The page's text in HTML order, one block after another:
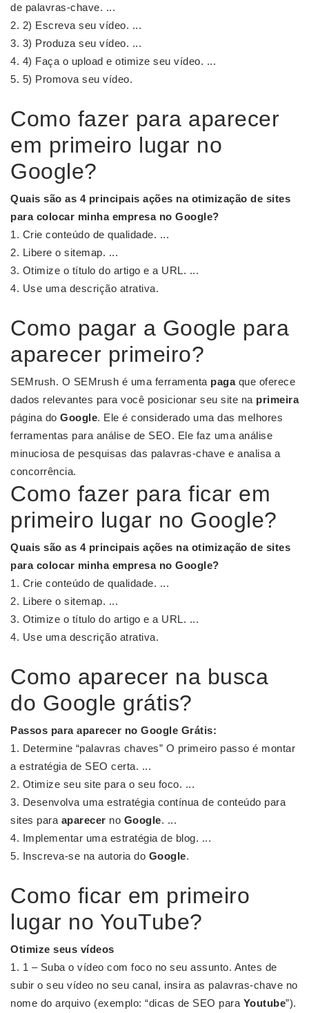
de palavras-chave. ...
2) Escreva seu vídeo. ...
3) Produza seu vídeo. ...
4) Faça o upload e otimize seu vídeo. ...
5) Promova seu vídeo.
Como fazer para aparecer
em primeiro lugar no
Google?
Quais são as 4 principais ações na otimização de sites
para colocar minha empresano Google?
Crie conteúdo de qualidade. ...
Libere o sitemap. ...
Otimize o título do artigo e a URL. ...
Use uma descrição atrativa.
Como pagar a Google para
aparecer primeiro?
SEMrush. O SEMrush é uma ferramenta pagaque oferece
dados relevantes para você posicionar seu site na primeira
página do Google. Ele é considerado uma das melhores
ferramentas para análise de SEO. Ele faz uma análise
minuciosa de pesquisas das palavras-chave e analisa a
concorrência.
Como fazer para ficar em
primeiro lugar no Google?
Quais são as 4 principais ações na otimização de sites
para colocar minha empresano Google?
Crie conteúdo de qualidade. ...
Libere o sitemap. ...
Otimize o título do artigo e a URL. ...
Use uma descrição atrativa.
Como aparecer na busca
do Google grátis?
Passos para aparecer no Google Grátis:
Determine “palavras chaves” O primeiro passo é montar
a estratégia de SEO certa. ...
Otimize seu site para o seu foco. ...
Desenvolva uma estratégia contínua de conteúdo para
sites para aparecer no Google. ...
Implementar uma estratégia de blog. ...
Inscreva-se na autoria do Google.
Como ficar em primeiro
lugar no YouTube?
Otimize seus vídeos
1 – Suba o vídeo com foco no seu assunto. Antes de
subir o seu vídeo no seu canal, insira as palavras-chave no
nome do arquivo (exemplo: “dicas de SEO para Youtube”).